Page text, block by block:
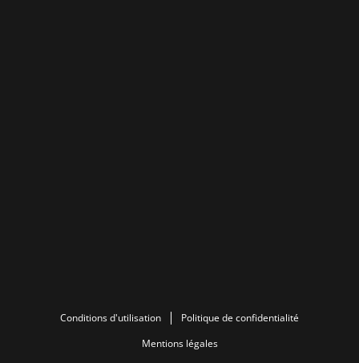
Conditions d'utilisation
Politique de confidentialité
Mentions légales